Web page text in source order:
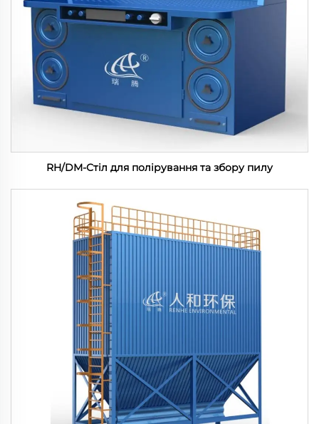
RH/DM-Стіл для полірування та збору пилу